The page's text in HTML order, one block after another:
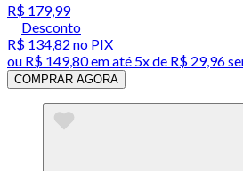
R$ 179,99
Desconto
R$ 134,82 no PIX
ou R$ 149,80em até 5x de R$ 29,96
COMPRAR AGORA